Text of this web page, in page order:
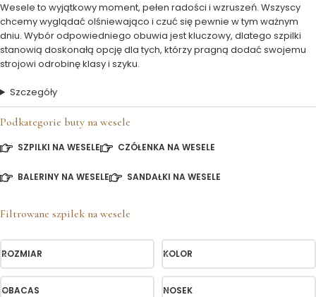
Wesele to wyjątkowy moment, pełen radości i wzruszeń. Wszyscy
chcemy wyglądać olśniewająco i czuć się pewnie w tym ważnym
dniu. Wybór odpowiedniego obuwia jest kluczowy, dlatego szpilki
stanowią doskonałą opcję dla tych, którzy pragną dodać swojemu
strojowi odrobinę klasy i szyku.
Szczegóły
Podkategorie buty na wesele
SZPILKI NA WESELE CZÓŁENKA NA WESELE
BALERINY NA WESELE SANDAŁKI NA WESELE
Filtrowane szpilek na wesele
ROZMIAR KOLOR
OBACAS NOSEK